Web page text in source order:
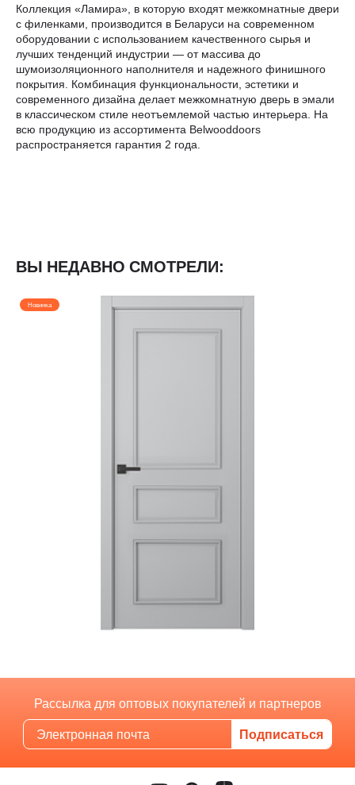
Коллекция «Ламира», в которую входят межкомнатные двери
с филенками, производится в Беларуси на современном
оборудовании с использованием качественного сырья и
лучших тенденций индустрии — от массива до
шумоизоляционного наполнителя и надежного финишного
покрытия. Комбинация функциональности, эстетики и
современного дизайна делает межкомнатную дверь в эмали
в классическом стиле неотъемлемой частью интерьера. На
всю продукцию из ассортимента Belwooddoors
распространяется гарантия 2 года.
ВЫ НЕДАВНО СМОТРЕЛИ:
Новинка
Рассылка для оптовых покупателей и партнеров